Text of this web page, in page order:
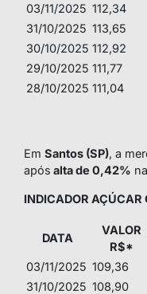
03/11/2025 112,34
31/10/2025 113,65
30/10/2025 112,92
29/10/2025 111,77
28/10/2025 111,04
Em Santos (SP), a
após alta de 0,42%
INDICADOR AÇÚCAR
DATA
VALOR
R$*
03/11/2025 109,36
31/10/2025 108,90